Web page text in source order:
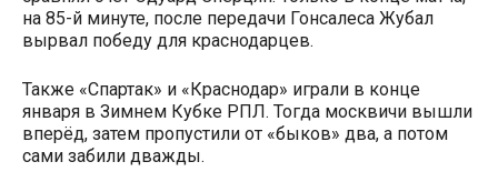
на 85-й минуте, после передачи Гонсалеса Жубал
вырвал победу для краснодарцев.
Также «Спартак» и «Краснодар» играли в конце
января в Зимнем Кубке РПЛ. Тогда москвичи вышли
вперёд, затем пропустили от «быков» два, а потом
сами забили дважды.